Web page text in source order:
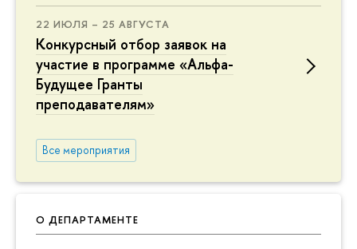
22 ИЮЛЯ – 25 АВГУСТА
Конкурсный отбор заявок на
участие в программе «Альфа-
Будущее Гранты
преподавателям»
Все мероприятия
О ДЕПАРТАМЕНТЕ